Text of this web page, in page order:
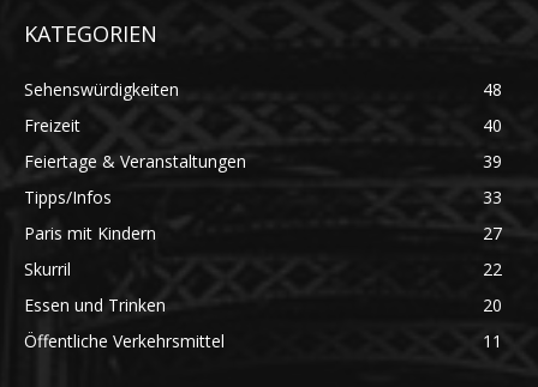
KATEGORIEN
Sehenswürdigkeiten
48
Freizeit
40
Feiertage & Veranstaltungen
39
Tipps/Infos
33
Paris mit Kindern
27
Skurril
22
Essen und Trinken
20
Öffentliche Verkehrsmittel
11